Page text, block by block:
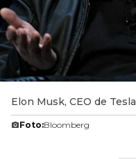
Elon Musk, CEO de Tesla
Foto:Bloomberg